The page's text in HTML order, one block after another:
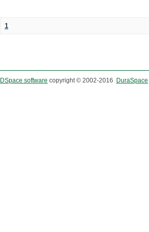
1
DSpace software copyright © 2002-2016 DuraSpace